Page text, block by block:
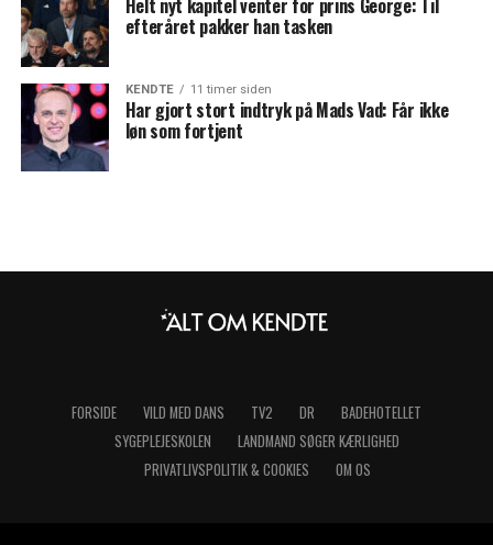
Helt nyt kapitel venter for prins George: Til
efteråret pakker han tasken
KENDTE 11 timer siden
Har gjort stort indtryk på Mads Vad: Får ikke
løn som fortjent
FORSIDE VILD MED DANS TV2 DR
BADEHOTELLET
SYGEPLEJESKOLEN
LANDMAND SØGER KÆRLIGHED
PRIVATLIVSPOLITIK & COOKIES
OM OS